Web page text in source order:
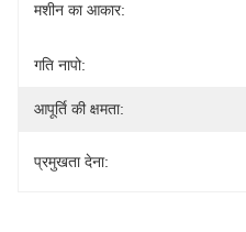
मशीन का आकार:
गति नापो:
आपूर्ति की क्षमता:
प्रमुखता देना: